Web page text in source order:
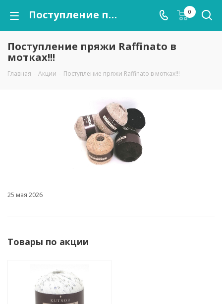
Поступление пряжи Raffinato в мотках!!! 0
Поступление пряжи Raffinato в
мотках!!!
Главная - Акции - Поступление пряжи Raffinato в мотках!!!
25 мая 2026
Товары по акции